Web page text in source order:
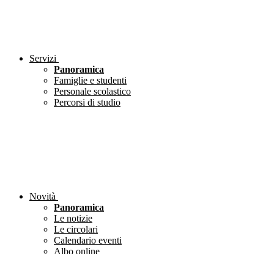
Servizi
Panoramica
Famiglie e studenti
Personale scolastico
Percorsi di studio
Novità
Panoramica
Le notizie
Le circolari
Calendario eventi
Albo online